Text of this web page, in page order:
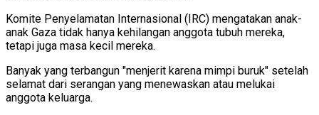
Komite Penyelamatan Internasional (IRC) mengatakan anak-
anak Gaza tidak hanya kehilangan anggota tubuh mereka,
tetapi juga masa kecil mereka.
Banyak yang terbangun "menjerit karena mimpi buruk" setelah
selamat dari serangan yang menewaskan atau melukai
anggota keluarga.